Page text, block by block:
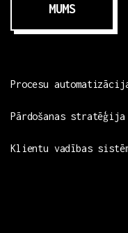
MUMS
Procesu
Pārdošanas stratēģija
Klientu vadības